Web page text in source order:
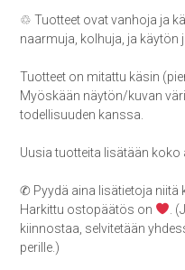
♲ Tuotteet ovat vanhoja ja
naarmuja, kolhuja, ja käytön
Tuotteet on mitattu käsin
Myöskään näytön/kuvan
todellisuuden kanssa.
Uusia tuotteita lisätään koko
✆ Pyydä aina lisätietoja niitä
Harkittu ostopäätös on
.
kiinnostaa, selvitetään
perille.)